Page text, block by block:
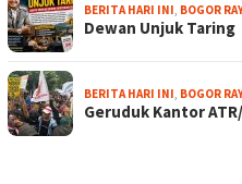
BERITA HARI INI, BOGOR
Dewan Unjuk Taring
BERITA HARI INI, BOGOR
Geruduk Kantor